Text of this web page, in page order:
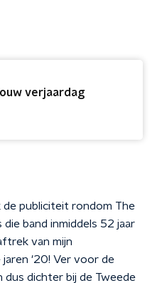
verjaardag
publiciteit rondom The
band inmiddels 52 jaar
van mijn
jaren '20! Ver voor de
dus dichter bij de Tweede